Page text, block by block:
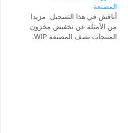
المصنعة
أناقش في هذا التسجيل مزيدا
من الأمثلة عن تخفيض مخزون
المنتجات نصف المصنعة WIP.